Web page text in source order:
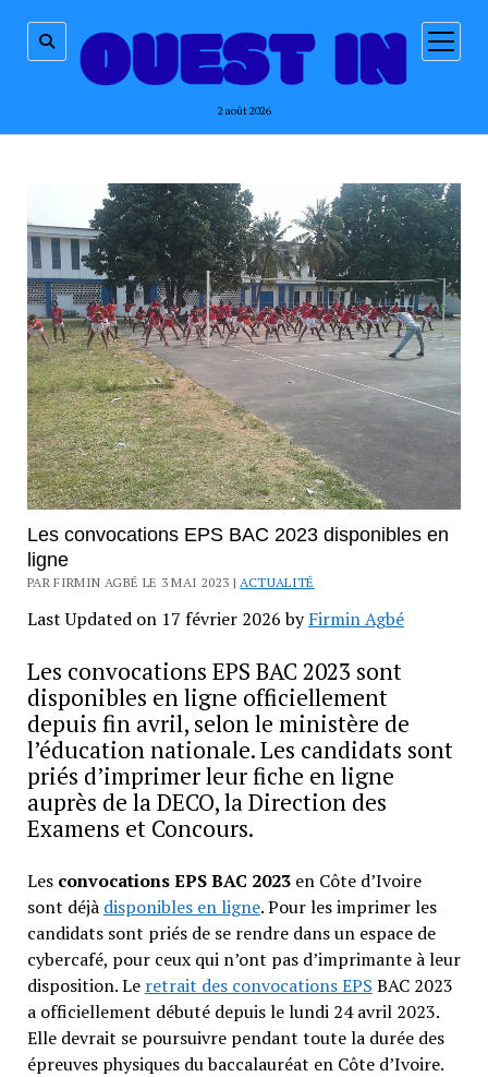
2 août 2026
ouvrir
menu
Les convocations EPS BAC 2023 disponibles en
ligne
PAR FIRMIN AGBÉ LE 3 MAI 2023 | ACTUALITÉ
Last Updated on 17 février 2026 byFirmin Agbé
Les convocations EPS BAC 2023 sont
disponibles en ligne officiellement
depuis fin avril, selon le ministère de
l’éducation nationale. Les candidats sont
priés d’imprimer leur fiche en ligne
auprès de la DECO, la Direction des
Examens et Concours.
Les convocations EPS BAC 2023en Côte d’Ivoire
sont déjà disponibles en ligne. Pour les imprimer les
candidats sont priés de se rendre dans un espace de
cybercafé, pour ceux qui n’ont pas d’imprimante à leur
disposition. Le retrait des convocations EPS BAC 2023
a officiellement débuté depuis le lundi 24 avril 2023.
Elle devrait se poursuivre pendant toute la durée des
épreuves physiques du baccalauréat en Côte d’Ivoire.